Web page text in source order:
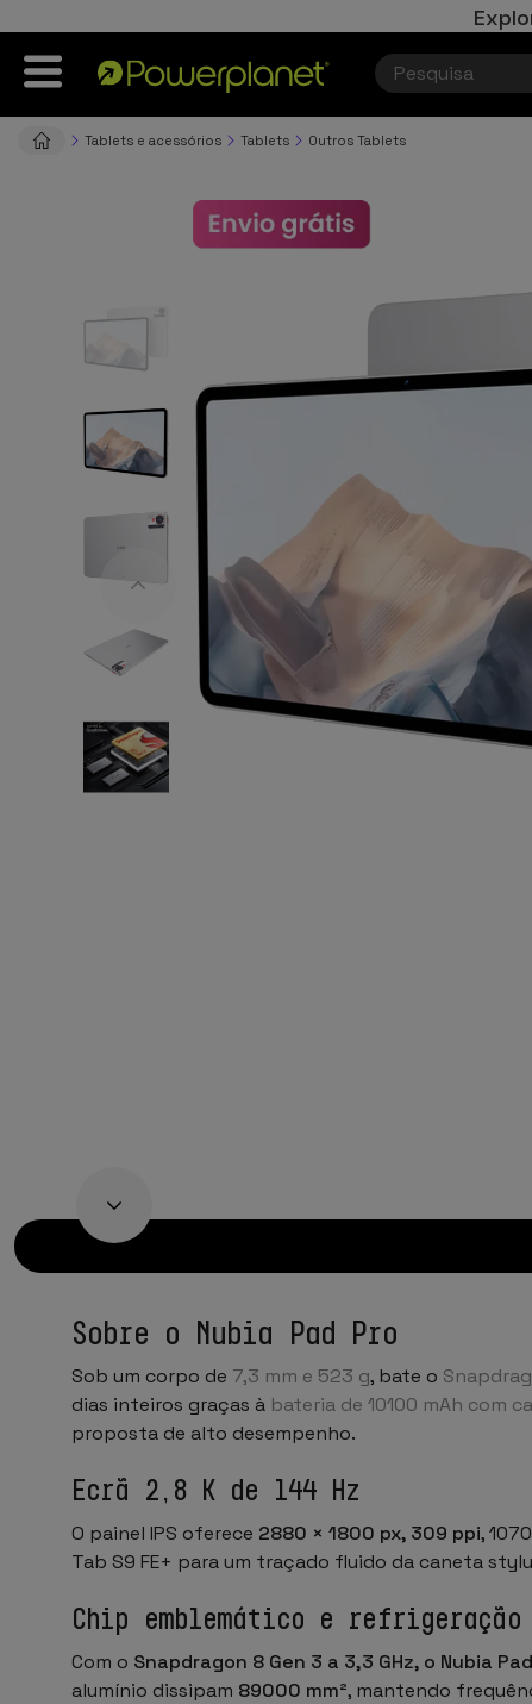
Tablets e acessórios Tablets Outros Tablets
Sobre o Nubia Pad Pro
Sob um corpo de 7,3 mm e 523 g, bate o
dias inteiros graças à bateria de 10100 mAh com
proposta de alto desempenho.
Ecrã 2,8 K de 144 Hz
O painel IPS oferece 2880 × 1800 px, 309 ppi,
Tab S9 FE+ para um traçado fluido da caneta
Chip emblemático e refrigeração
Com o Snapdragon 8 Gen 3 a 3,3 GHz, o Nubia
alumínio dissipam 89000 mm², mantendo